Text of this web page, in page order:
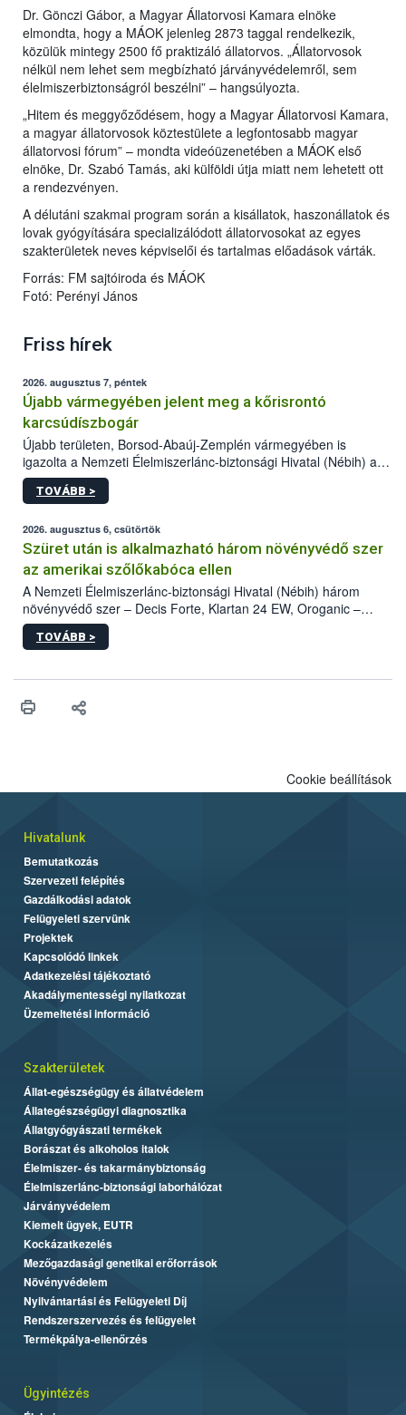
Dr. Gönczi Gábor, a Magyar Állatorvosi Kamara elnöke
elmondta, hogy a MÁOK jelenleg 2873 taggal rendelkezik,
közülük mintegy 2500 fő praktizáló állatorvos. „Állatorvosok
nélkül nem lehet sem megbízható járványvédelemről, sem
élelmiszerbiztonságról beszélni” – hangsúlyozta.
„Hitem és meggyőződésem, hogy a Magyar Állatorvosi Kamara,
a magyar állatorvosok köztestülete a legfontosabb magyar
állatorvosi fórum” – mondta videóüzenetében a MÁOK első
elnöke, Dr. Szabó Tamás, aki külföldi útja miatt nem lehetett ott
a rendezvényen.
A délutáni szakmai program során a kisállatok, haszonállatok és
lovak gyógyítására specializálódott állatorvosokat az egyes
szakterületek neves képviselői és tartalmas előadások várták.
Forrás: FM sajtóiroda és MÁOK
Fotó: Perényi János
Friss hírek
2026. augusztus 7, péntek
Újabb vármegyében jelent meg a kőrisrontó
karcsúdíszbogár
Újabb területen, Borsod-Abaúj-Zemplén vármegyében is
igazolta a Nemzeti Élelmiszerlánc-biztonsági Hivatal (Nébih) a
kőrisrontó karcsúdíszbogár (Agrilus planipennis) jelenlétét. A
kártevőt nem csak színcsapdában találták meg, de már fertőzött
az intenzív felderítést, emellett az intézkedéseket a szlovák
hatósággal is összehangolják a terjedés megállítása érdekében.
TOVÁBB >
2026. augusztus 6, csütörtök
Szüret után is alkalmazható három növényvédő szer
az amerikai szőlőkabóca ellen
A Nemzeti Élelmiszerlánc-biztonsági Hivatal (Nébih) három
növényvédő szer – Decis Forte, Klartan 24 EW, Oroganic –
engedélyokiratát módosította, így azok a szüretet követően,
egészen a vesszőérettség (BBCH 91) stádiumáig
érésű szőlőkben is legyen lehetőség a károsító elleni további
felhasználók számára is elérhető és ökológiai termesztésben is
TOVÁBB >
Cookie beállítások
Hivatalunk
Bemutatkozás
Szervezeti felépítés
Gazdálkodási adatok
Felügyeleti szervünk
Projektek
Kapcsolódó linkek
Adatkezelési tájékoztató
Akadálymentességi nyilatkozat
Üzemeltetési információ
Szakterületek
Állat-egészségügy és állatvédelem
Állategészségügyi diagnosztika
Állatgyógyászati termékek
Borászat és alkoholos italok
Élelmiszer- és takarmánybiztonság
Élelmiszerlánc-biztonsági laborhálózat
Járványvédelem
Kiemelt ügyek, EUTR
Kockázatkezelés
Mezőgazdasági genetikai erőforrások
Növényvédelem
Nyilvántartási és Felügyeleti Díj
Rendszerszervezés és felügyelet
Termékpálya-ellenőrzés
Ügyintézés